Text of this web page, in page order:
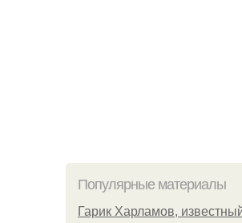
Популярные материалы
Гарик Харламов,